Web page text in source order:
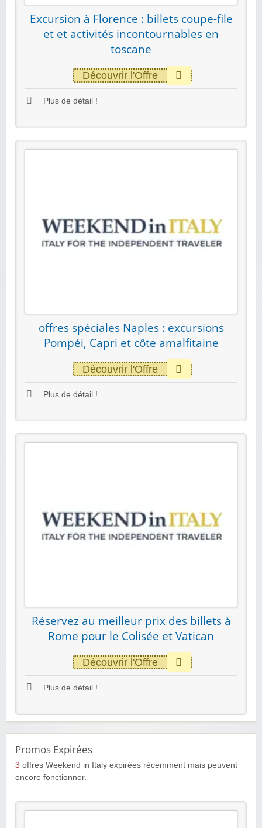
Excursion à Florence : billets coupe-file
et et activités incontournables en
toscane
Découvrir l'Offre
Plus de détail !
offres spéciales Naples : excursions
Pompéi, Capri et côte amalfitaine
Découvrir l'Offre
Plus de détail !
Réservez au meilleur prix des billets à
Rome pour le Colisée et Vatican
Découvrir l'Offre
Plus de détail !
Promos Expirées
3 offres Weekend in Italy expirées récemment mais peuvent
encore fonctionner.